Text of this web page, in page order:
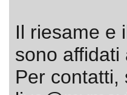
Il riesame e
sono
Per contatti,